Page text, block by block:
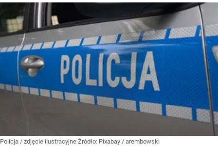
Policja / zdjęcie ilustracyjne Źródło: Pixabay / arembowski